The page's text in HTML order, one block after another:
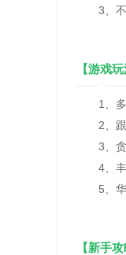
3、不
【游戏玩
1、多
2、跟
3、贪
4、丰
5、华
【新手攻